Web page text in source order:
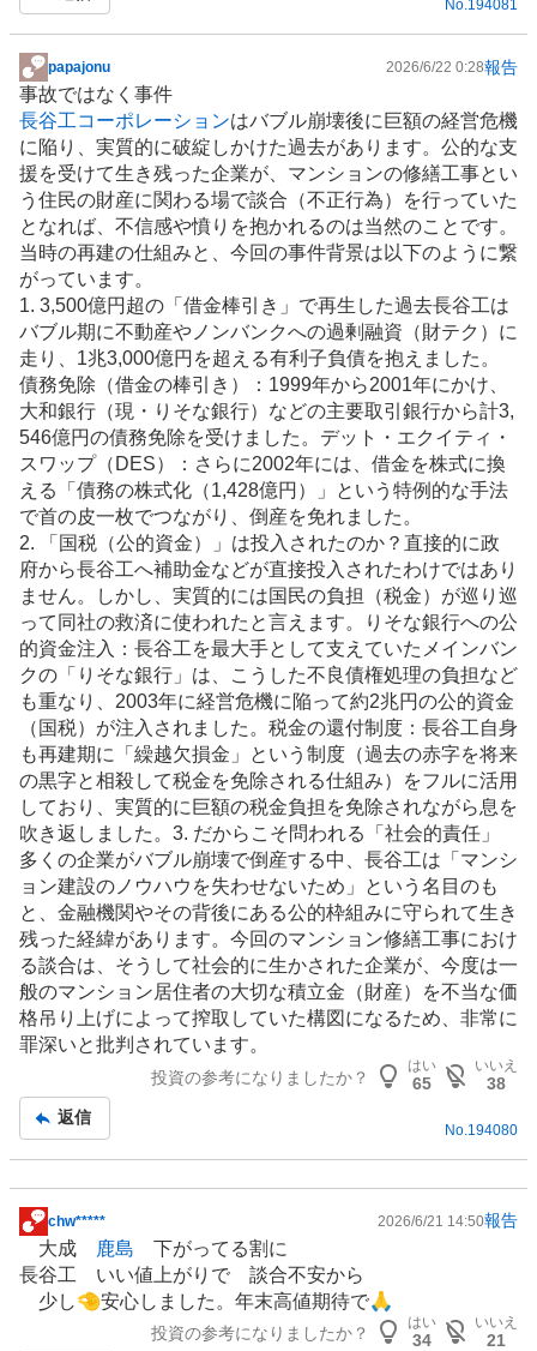
No.194081
掲
示
板
記
事
papajonu 2026/6/22 0:28報告
事故ではなく事件
長谷工コーポレーションはバブル崩壊後に巨額の経営危機
に陥り、実質的に破綻しかけた過去があります。公的な支
援を受けて生き残った企業が、 マンションの修繕工事とい
う住民の財産に関わる場で談合（不正行為）を行っていた
となれば、不信感や憤りを抱かれるのは当然のことです。
当時の再建の仕組みと、今回の事件背景は以下のように繋
がっています。
1. 3,500億円超の「借金棒引き」で再生した過去長谷工は
バブル期に不動産や ノンバンクへの過剰融資（財テク）に
走り、1兆3,000億円を超える有利子負債を抱えました。
債務免除（借金の棒引き）：1999年から2001年にかけ、
大和銀行（現・りそな銀行）などの主要取引銀行から計3,
546億円の債務免除を受けました。デット・エクイティ・
スワップ（DES）：さらに2002年には、借金を株式に換
える「債務の株式化（1,428億円）」という特例的な手法
で首の皮一枚でつながり、倒産を免れました。
2. 「国税（公的資金）」は投入されたのか？直接的に政
府から長谷工へ補助金などが直接投入されたわけではあり
ません。しかし、実質的には国民の負担（税金）が巡り巡
って同社の救済に使われたと言えます。りそな銀行への公
的資金注入：長谷工を最大手として支えていたメインバン
クの「りそな銀行」は、こうした不良債権処理の負担など
も重なり、2003年に経営危機に陥って約2兆円の公的資金
（国税）が注入されました。税金の還付制度：長谷工自身
も再建期に「繰越欠損金」という制度（過去の赤字を将来
の黒字と相殺して税金を免除される仕組み）をフルに活用
しており、実質的に巨額の税金負担を免除されながら息を
吹き返しました。3. だからこそ問われる「社会的責任」
多くの企業がバブル崩壊で倒産する中、長谷工は「マンシ
ョン建設のノウハウを失わせないため」という名目のも
と、金融機関やその背後にある公的枠組みに守られて生き
残った経緯があります。今回のマンション修繕工事におけ
る談合は、そうして社会的に生かされた企業が、今度は一
般のマンション居住者の大切な積立金（財産）を不当な価
格吊り上げによって搾取していた構図になるため、非常に
罪深いと批判されています。
投資の参考になりましたか？
はい
65
いいえ
38
返信
No. 194080
掲
板
chw***** 2026/6/21 14:50報告
大成 鹿島 下がってる割に
長谷工 いい値上がりで 談合不安から
少し🤏安心しました。年末高値期待で🙏
投資の参考になりましたか？
はい
34
いいえ
21